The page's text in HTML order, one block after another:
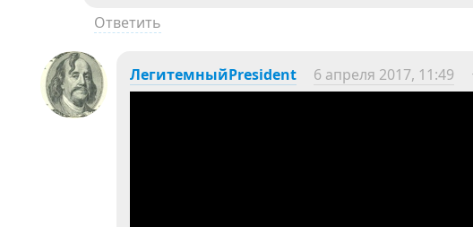
Ответить
ЛегитемныйPresident 6 апреля 2017, 11:49